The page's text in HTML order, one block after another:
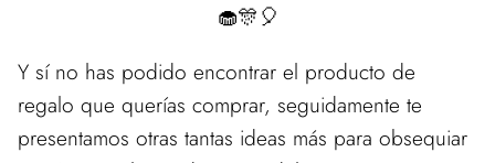
🧁🎊🎈
Y sí no has podido encontrar el producto de
regalo que querías comprar, seguidamente te
presentamos otras tantas ideas más para obsequiar